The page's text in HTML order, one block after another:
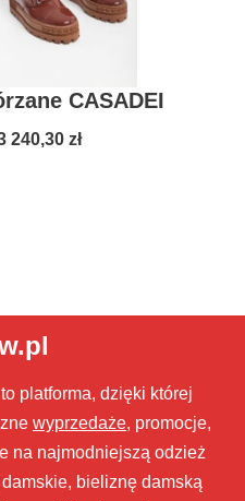
CASADEI
240,30 zł
to platforma, dzięki której
wyprzedaże, promocje,
na najmodniejszą odzież
bieliznę damską